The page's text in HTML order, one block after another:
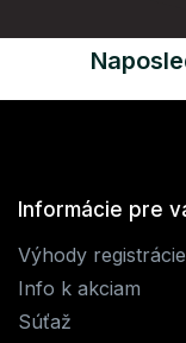
Informácie pre
Výhody registrácie
Info k akciam
Súťaž